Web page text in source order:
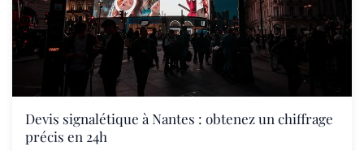
Devis signalétique à Nantes : obtenez un chiffrage
précis en 24h